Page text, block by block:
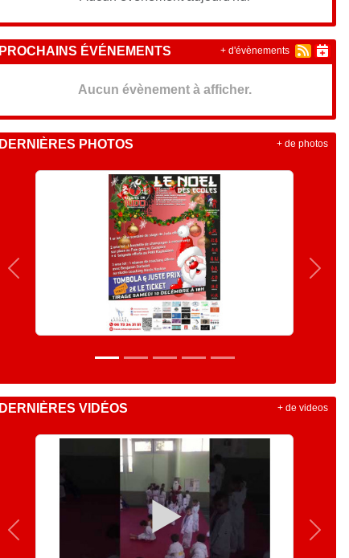
PROCHAINS ÉVÉNEMENTS
Aucun évènement à afficher.
+ d'évènements
DERNIÈRES PHOTOS
Précedent
+ de photos
DERNIÈRES VIDÉOS
Précedent
+ de videos